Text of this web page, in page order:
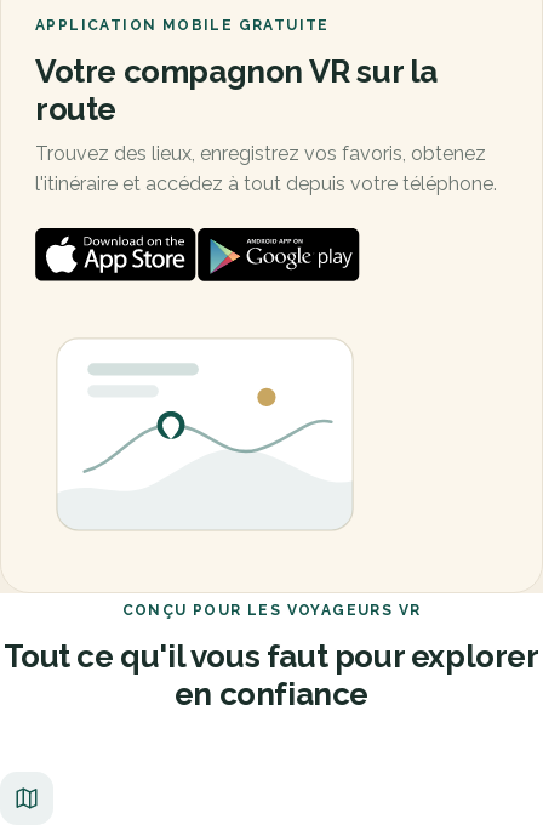
APPLICATION MOBILE GRATUITE
Votre compagnon VR sur la
route
Trouvez des lieux, enregistrez vos favoris, obtenez
l'itinéraire et accédez à tout depuis votre téléphone.
CONÇU POUR LES VOYAGEURS VR
Tout ce qu'il vous faut pour explorer
en confiance